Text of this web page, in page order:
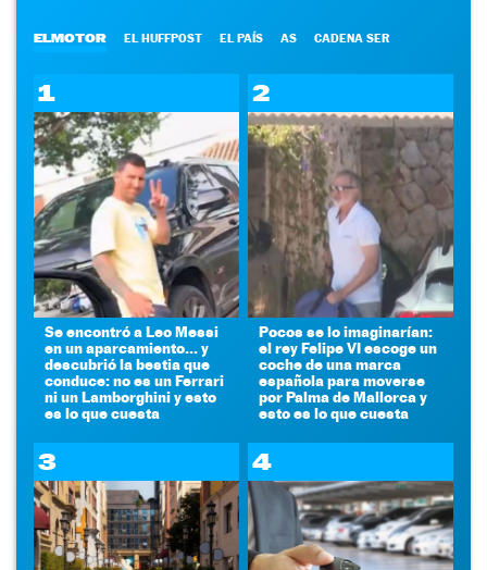
ELMOTOR EL HUFFPOST EL PAÍS AS CADENA SER
1
Se encontró a Leo Messi
en un aparcamiento... y
descubrió la bestia que
conduce: no es un Ferrari
ni un Lamborghini y esto
es lo que cuesta
2
Pocos se lo imaginarían:
el rey Felipe VI escoge un
coche de una marca
española para moverse
por Palma de Mallorca y
esto es lo que cuesta
3 4